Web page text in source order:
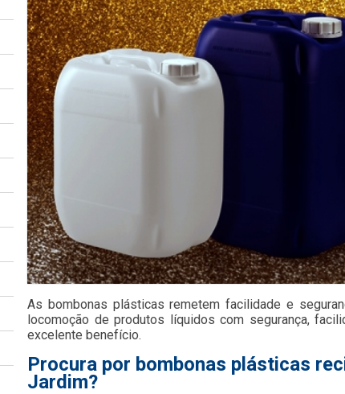
As bombonas plásticas remetem facilidade e
locomoção de produtos líquidos com segurança,
excelente benefício.
Procura por bombonas plásticas
Jardim?